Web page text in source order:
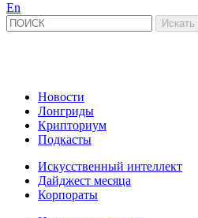
En
Новости
Лонгриды
Крипториум
Подкасты
Искусственный интеллект
Дайджест месяца
Корпораты